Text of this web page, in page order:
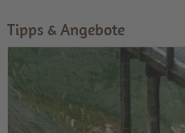
Tipps & Angebote